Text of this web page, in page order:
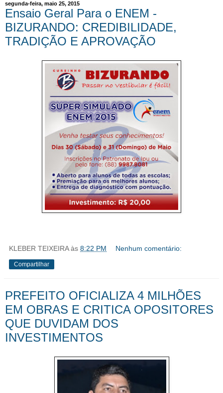
segunda-feira, maio 25, 2015
Ensaio Geral Para o ENEM -
BIZURANDO: CREDIBILIDADE,
TRADIÇÃO E APROVAÇÃO
KLEBER TEIXEIRA às 8:22 PM Nenhum comentário:
Compartilhar
PREFEITO OFICIALIZA 4 MILHÕES
EM OBRAS E CRITICA OPOSITORES
QUE DUVIDAM DOS
INVESTIMENTOS